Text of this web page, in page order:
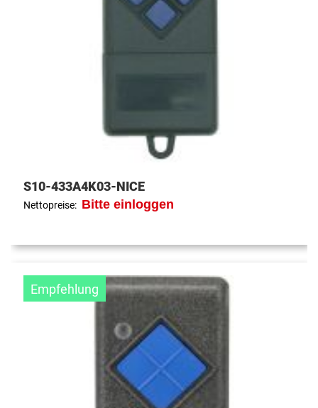
S10-433A4K03-NICE
Nettopreise: Bitte einloggen
Empfehlung